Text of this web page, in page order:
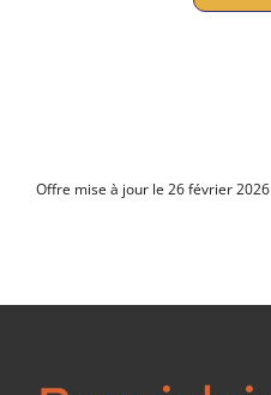
Offre mise à jour le 26 février 2026